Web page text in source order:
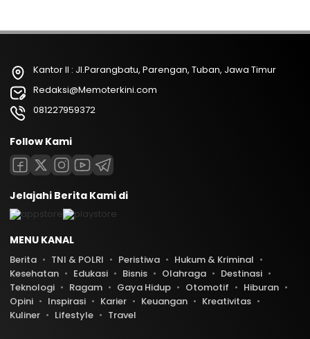
Kantor II : Jl.Parangbatu, Parengan, Tuban, Jawa Timur
Redaksi@Memoterkini.com
081227959372
Follow Kami
Jelajahi Berita Kami di
MENU KANAL
Berita TNI & POLRI Peristiwa
Hukum & Kriminal
Kesehatan
Edukasi Bisnis Olahraga
Destinasi
Teknologi
Ragam Gaya Hidup Otomotif
Hiburan
Opini
Inspirasi Karier Keuangan
Kreativitas
Kuliner
Lifestyle Travel